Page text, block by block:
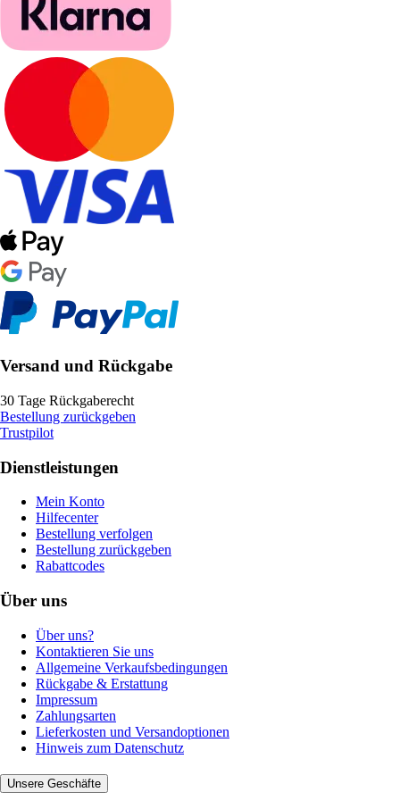
Versand und Rückgabe
30 Tage Rückgaberecht
Bestellung zurückgeben
Trustpilot
Dienstleistungen
Mein Konto
Hilfecenter
Bestellung verfolgen
Bestellung zurückgeben
Rabattcodes
Über uns
Über uns?
Kontaktieren Sie uns
Allgemeine Verkaufsbedingungen
Rückgabe & Erstattung
Impressum
Zahlungsarten
Lieferkosten und Versandoptionen
Hinweis zum Datenschutz
Unsere Geschäfte